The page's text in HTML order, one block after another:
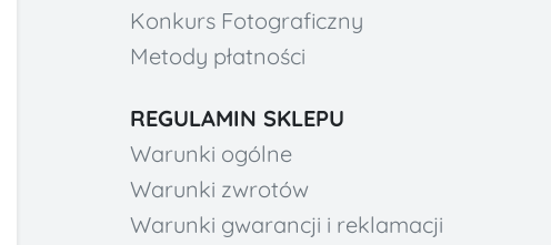
Konkurs Fotograficzny
Metody płatności
REGULAMIN SKLEPU
Warunki ogólne
Warunki zwrotów
Warunki gwarancji i reklamacji